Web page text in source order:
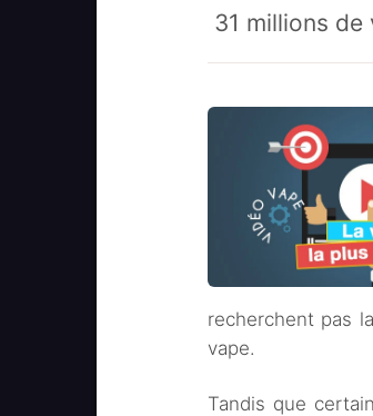
31 millions de
recherchent pas
vape.
Tandis que